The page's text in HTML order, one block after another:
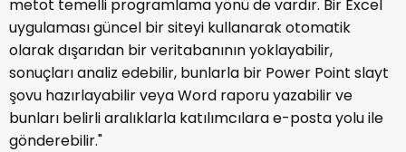
metot temelli programlama yönü de vardır. Bir Excel
uygulaması güncel bir siteyi kullanarak otomatik
olarak dışarıdan bir veritabanının yoklayabilir,
sonuçları analiz edebilir, bunlarla bir Power Point slayt
şovu hazırlayabilir veya Word raporu yazabilir ve
bunları belirli aralıklarla katılımcılara e-posta yolu ile
gönderebilir."